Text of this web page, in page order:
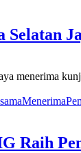
Selatan
menerima
Menerima
Raih